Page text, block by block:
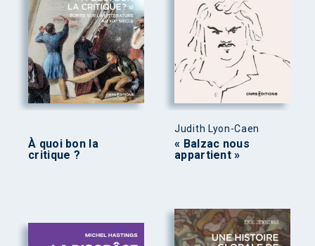
À quoi bon la
critique ?
Judith Lyon-Caen
« Balzac nous
appartient »